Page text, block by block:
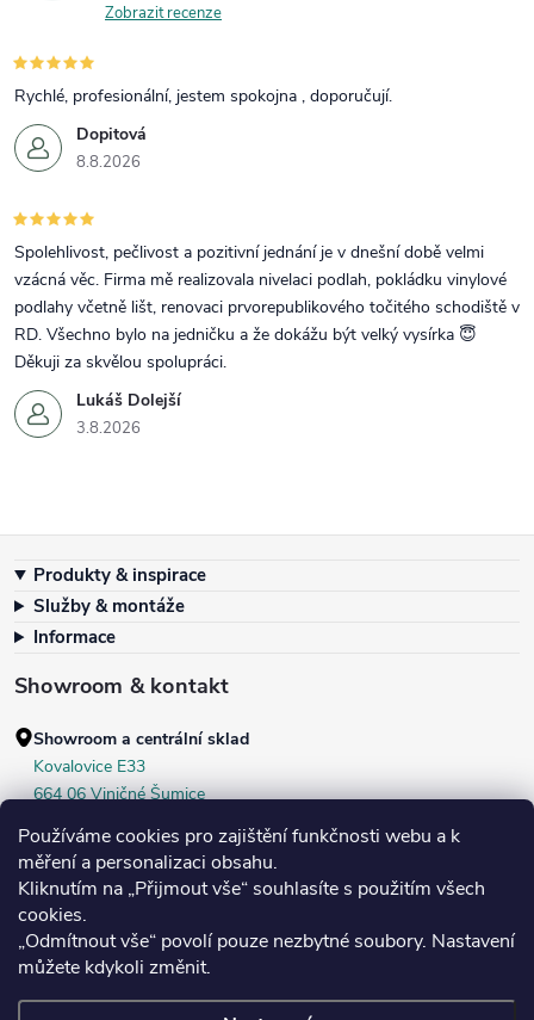
Používáme cookies pro zajištění funkčnosti webu a k
měření a personalizaci obsahu.
Kliknutím na „Přijmout vše“ souhlasíte s použitím všech
cookies.
„Odmítnout vše“ povolí pouze nezbytné soubory. Nastavení
můžete kdykoli změnit.
Zobrazit recenze
Dopitová
8.8.2026
Rychlé, profesionální, jestem spokojna , doporučují.
Lukáš Dolejší
3.8.2026
Spolehlivost, pečlivost a pozitivní jednání je v dnešní době velmi
vzácná věc. Firma mě realizovala nivelaci podlah, pokládku vinylové
podlahy včetně lišt, renovaci prvorepublikového točitého schodiště v
RD. Všechno bylo na jedničku a že dokážu být velký vysírka 😇
Děkuji za skvělou spolupráci.
Produkty & inspirace
Služby & montáže
Informace
Showroom & kontakt
Showroom a centrální sklad
Kovalovice E33
664 06 Viničné Šumice
+420 604 536 499
Po–Pá:7:30–16:00
Středa:
Sobota:8:00–10:00